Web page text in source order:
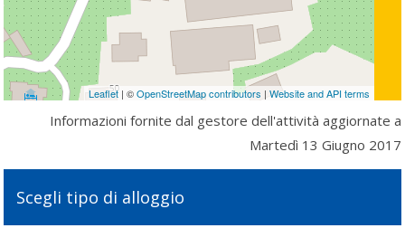
Leaflet| ©OpenStreetMap contributors | Website and API terms
Informazioni fornite dal gestore dell'attività aggiornate a
Martedì 13 Giugno 2017
Scegli tipo di alloggio